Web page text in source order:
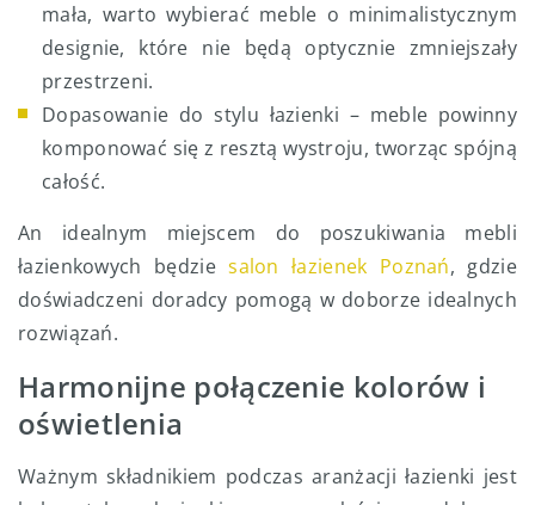
mała, warto wybierać meble o minimalistycznym
designie, które nie będą optycznie zmniejszały
przestrzeni.
Dopasowanie do stylu łazienki – meble powinny
komponować się z resztą wystroju, tworząc spójną
całość.
An idealnym miejscem do poszukiwania mebli
łazienkowych będziesalon łazienek Poznań, gdzie
doświadczeni doradcy pomogą w doborze idealnych
rozwiązań.
Harmonijne połączenie kolorów i
oświetlenia
Ważnym składnikiem podczas aranżacji łazienki jest